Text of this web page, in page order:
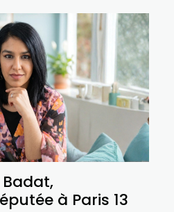
à Paris 13